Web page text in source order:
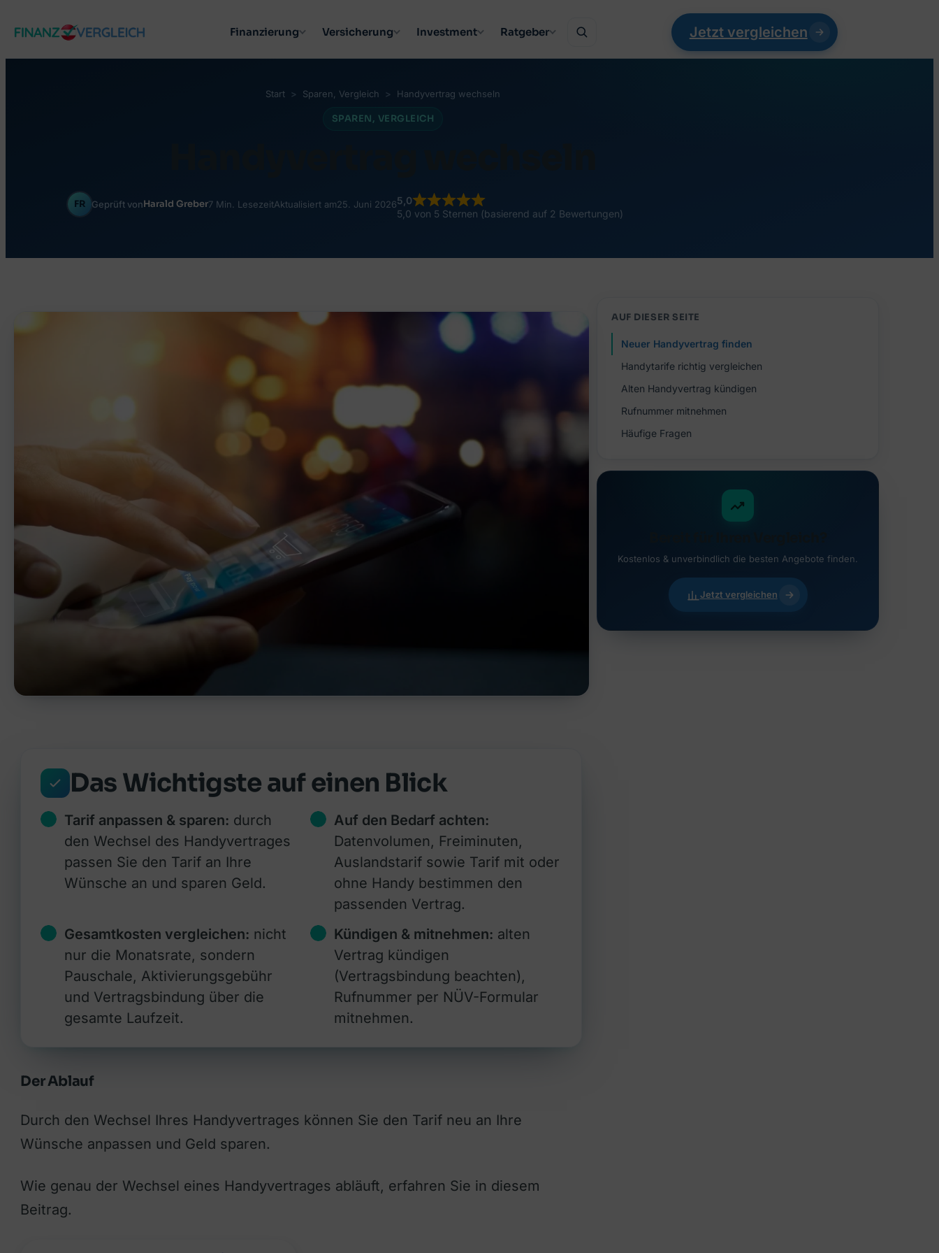
Inhalt
springen
Finanzierung Versicherung Investment Ratgeber Jetzt vergleichen
Start Sparen, Vergleich Handyvertrag wechseln
SPAREN, VERGLEICH
FR Geprüft vonHarald Greber7 Min. LesezeitAktualisiert am25. Juni 20265,0
5,0 von 5 Sternen (basierend auf 2 Bewertungen)
Das Wichtigste auf einen Blick
Tarif anpassen & sparen: durch
den Wechsel des Handyvertrages
passen Sie den Tarif an Ihre
Wünsche an und sparen Geld.
Auf den Bedarf achten:
Datenvolumen, Freiminuten,
Auslandstarif sowie Tarif mit oder
ohne Handy bestimmen den
passenden Vertrag.
Gesamtkosten vergleichen: nicht
nur die Monatsrate, sondern
Pauschale, Aktivierungsgebühr
und Vertragsbindung über die
gesamte Laufzeit.
Kündigen & mitnehmen: alten
Vertrag kündigen
(Vertragsbindung beachten),
Rufnummer per NÜV-Formular
mitnehmen.
Der Ablauf
Durch den Wechsel Ihres Handyvertrages können Sie den Tarif neu an Ihre
Wünsche anpassen und Geld sparen.
Wie genau der Wechsel eines Handyvertrages abläuft, erfahren Sie in diesem
Beitrag.
AUF DIESER SEITE
Neuer Handyvertrag finden
Handytarife richtig vergleichen
Alten Handyvertrag kündigen
Rufnummer mitnehmen
Häufige Fragen
Kostenlos & unverbindlich die besten Angebote finden.
Jetzt vergleichen